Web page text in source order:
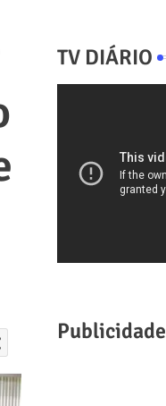
TV DIÁRIO
Publicidade